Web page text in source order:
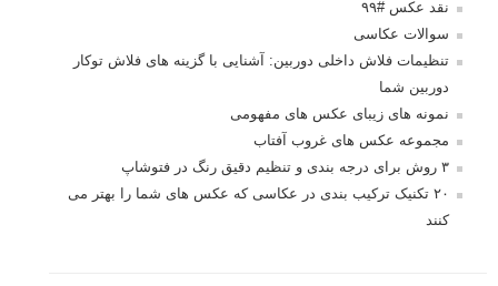
نقد عکس #۹۹
سوالات عکاسی
تنظیمات فلاش داخلی دوربین: آشنایی با گزینه های فلاش توکار
دوربین شما
نمونه های زیبای عکس های مفهومی
مجموعه عکس های غروب آفتاب
۳ روش برای درجه بندی و تنظیم دقیق رنگ در فتوشاپ
۲۰ تکنیک ترکیب بندی در عکاسی که عکس های شما را بهتر می
کنند